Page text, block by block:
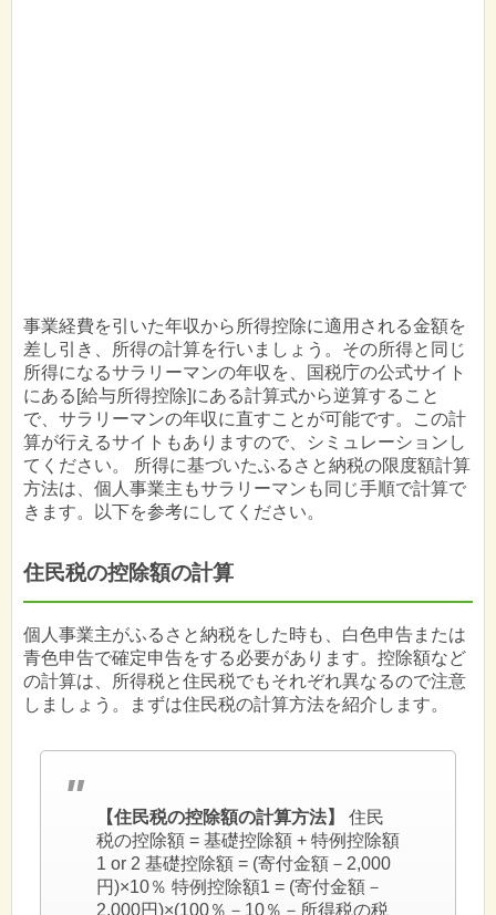
事業経費を引いた年収から所得控除に適用される金額を
差し引き、所得の計算を行いましょう。その所得と同じ
所得になるサラリーマンの年収を、国税庁の公式サイト
にある[給与所得控除]にある計算式から逆算すること
で、サラリーマンの年収に直すことが可能です。この計
算が行えるサイトもありますので、シミュレーションし
てください。 所得に基づいたふるさと納税の限度額計算
方法は、個人事業主もサラリーマンも同じ手順で計算で
きます。以下を参考にしてください。
住民税の控除額の計算
個人事業主がふるさと納税をした時も、白色申告または
青色申告で確定申告をする必要があります。控除額など
の計算は、所得税と住民税でもそれぞれ異なるので注意
しましょう。まずは住民税の計算方法を紹介します。
【住民税の控除額の計算方法】
住民
税の控除額 = 基礎控除額 + 特例控除額
1 or 2 基礎控除額 = (寄付金額－2,000
円)×10％ 特例控除額1 = (寄付金額－
2,000円)×(100％－10％－所得税の税